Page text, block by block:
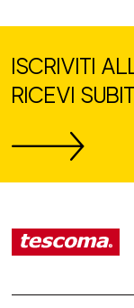
ISCRIVITI
RICEVI